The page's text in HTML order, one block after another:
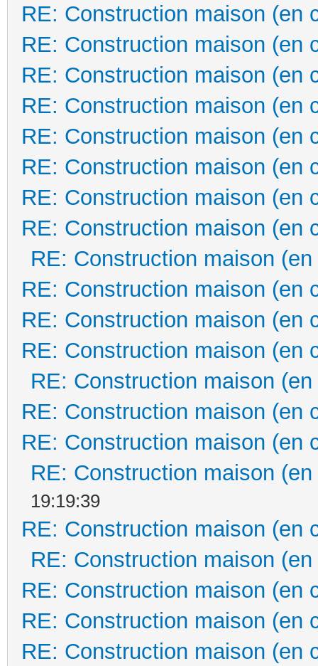
RE: Construction maison (en
RE: Construction maison (en
RE: Construction maison (en
RE: Construction maison (en
RE: Construction maison (en
RE: Construction maison (en
RE: Construction maison (en
RE: Construction maison (en
RE: Construction maison
RE: Construction maison (en
RE: Construction maison (en
RE: Construction maison (en
RE: Construction maison
RE: Construction maison (en
RE: Construction maison (en
RE: Construction maison
19:19:39
RE: Construction maison (en
RE: Construction maison
RE: Construction maison (en
RE: Construction maison (en
RE: Construction maison (en